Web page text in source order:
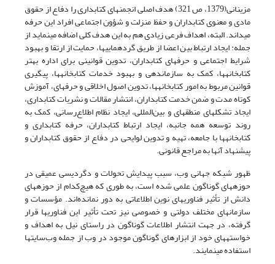
مزینانی(1379، ص 321) هدف اصلی انجمنهای کتابداری را دفاع از حقوق
مادی و معنوی کتابداران و حفظ منزلت و شؤون اجتماعی افراد این حرفه
می­داند. البته، اهداف فرعی زیادی هم به این هدف کلی اضافه می­نماید از
جمله: ایجاد ارتباط بین اعضا از طریق گردهمایی­ها، حمایت از ارتقا و بهبود
شرایط اجتماعی و حرفه­ای کتابداران، تدوین قوانینی برای اداره بهتر
کتابخانه­ها، کمک به سازماندهی و بهبود خدمات کتابخانه­ها، پیگیری
قوانین مربوط به امور کتابخانه­ها، تدوین اصول اخلاقی و حرفه­ای، آموزش
کوتاه مدت و ضمن خدمت کتابداران، انتشار مقالات و نشریات کتابداری،
ایجاد تشکلهای منطقه­ای و بین‌المللی، ایجاد نظام اطلاع‌رسانی، کمک به
روند توسعه همه جانبه، ایجاد ارتباط کتابداران، حرفه کتابداری و
کتابخانه­ها با جامعه، تهیه و تدوین لوایحی در دفاع از حقوق کتابداران و
پیشنهاد آنها به مراجع قانونی.
ظهور شبکه جهانی وب، سبب پیدایش تحولات و دگردیسی عمیقی در
حوزه­های گوناگون علمی شده است، به طوری که هیچ‌کدام از حوزه­های
دانش از تأثیر فناوریهای نوین اطلاعاتی به دور نمانده‌اند. مؤسسات و
سازمانهای مختلف دولتی و خصوصی نیز تحت تأثیر این فناوریها قرار
گرفته، در جهت انتشار اطلاعات گوناگون در راستای نیل به اهداف و
خواسته­های خود از ابزارهای گوناگون موجود در وب از جمله وب‌سایتها
استفاده می­نمایند.